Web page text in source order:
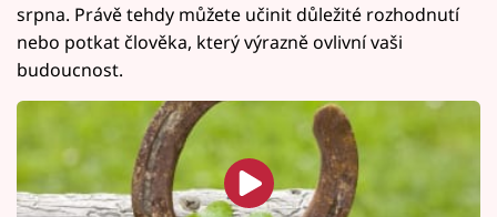
srpna. Právě tehdy můžete učinit důležité rozhodnutí
nebo potkat člověka, který výrazně ovlivní vaši
budoucnost.